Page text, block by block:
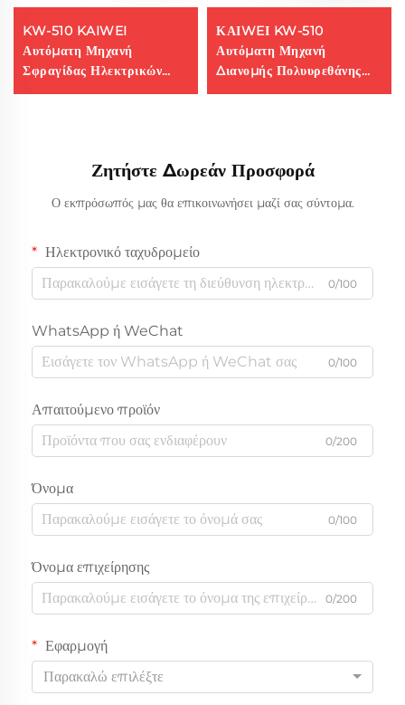
KW-510 KAIWEI
Αυτόματη Μηχανή
Σφραγίδας Ηλεκτρικών
Πανελίων με PU
ΚΑΙWEΙ KW-510
Αυτόματη Μηχανή
Διανομής Πολυυρεθάνης
Φοβδικής Μηχανής Pu
Ζητήστε Δωρεάν Προσφορά
Ο εκπρόσωπός μας θα επικοινωνήσει μαζί σας σύντομα.
Ηλεκτρονικό ταχυδρομείο
0/100
WhatsApp ή WeChat
0/100
Απαιτούμενο προϊόν
0/200
Όνομα
0/100
Όνομα επιχείρησης
0/200
Εφαρμογή
Παρακαλώ επιλέξτε